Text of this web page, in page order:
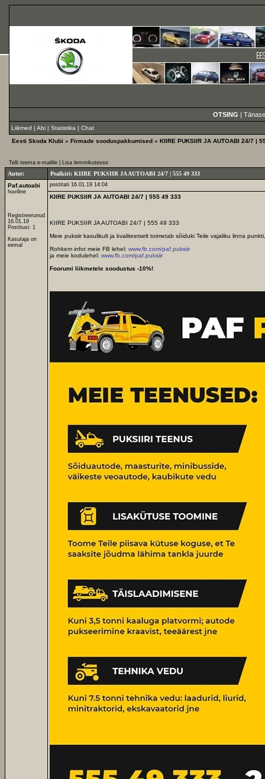
OTSING |
Liikmed | Abi | Statistika | Chat
Eesti Skoda Klubi » Firmade sooduspakkumised » KIIRE PUKSIIR JA AUTOABI 24/7 |
Telli teema e-mailile Lisa lemmikutesse
Autor:
Pealkiri: KIIRE PUKSIIR JA AUTOABI 24/7 | 555 49 333
Paf.autoabi
huviline
Registreerunud
16.01.19
Postitusi: 1
Kasutaja on
eemal
postitati 16.01.19 14:04
KIIRE PUKSIIR JA AUTOABI 24/7 | 555 49 333
KIIRE PUKSIIR JA AUTOABI 24/7 | 555 49 333
Meie puksiir kasulikult ja kvaliteetselt toimetab sõiduki Teile vajaliku linna
Rohkem infot meie FB lehel: www.fb.com/paf.puksiir
ja meie kodulehel: www.fb.com/paf.puksiir
Foorumi liikmetele soodustus -10%!